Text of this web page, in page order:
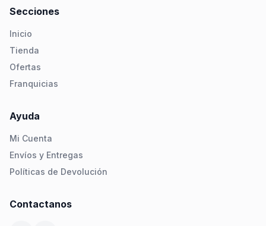
Secciones
Inicio
Tienda
Ofertas
Franquicias
Ayuda
Mi Cuenta
Envíos y Entregas
Políticas de Devolución
Contactanos